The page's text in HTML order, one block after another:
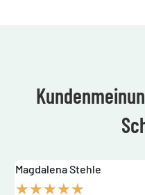
Magdalena Stehle
★★★★★